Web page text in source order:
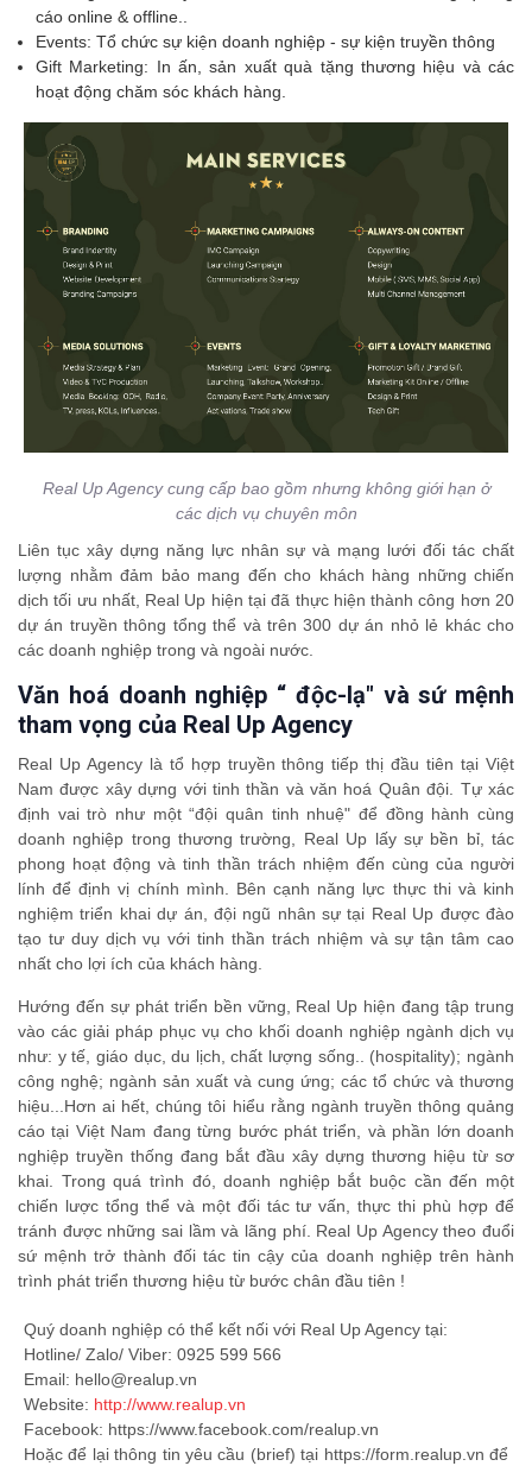
cáo online & offline..
Events: Tổ chức sự kiện doanh nghiệp - sự kiện truyền thông
Gift Marketing: In ấn, sản xuất quà tặng thương hiệu và các
hoạt động chăm sóc khách hàng.
Real Up Agency cung cấp bao gồm nhưng không giới hạn ở
các dịch vụ chuyên môn
Liên tục xây dựng năng lực nhân sự và mạng lưới đối tác chất
lượng nhằm đảm bảo mang đến cho khách hàng những chiến
dịch tối ưu nhất, Real Up hiện tại đã thực hiện thành công hơn 20
dự án truyền thông tổng thể và trên 300 dự án nhỏ lẻ khác cho
các doanh nghiệp trong và ngoài nước.
Văn hoá doanh nghiệp “ độc-lạ" và sứ mệnh
tham vọng của Real Up Agency
Real Up Agency là tổ hợp truyền thông tiếp thị đầu tiên tại Việt
Nam được xây dựng với tinh thần và văn hoá Quân đội. Tự xác
định vai trò như một “đội quân tinh nhuệ" để đồng hành cùng
doanh nghiệp trong thương trường, Real Up lấy sự bền bỉ, tác
phong hoạt động và tinh thần trách nhiệm đến cùng của người
lính để định vị chính mình. Bên cạnh năng lực thực thi và kinh
nghiệm triển khai dự án, đội ngũ nhân sự tại Real Up được đào
tạo tư duy dịch vụ với tinh thần trách nhiệm và sự tận tâm cao
nhất cho lợi ích của khách hàng.
Hướng đến sự phát triển bền vững, Real Up hiện đang tập trung
vào các giải pháp phục vụ cho khối doanh nghiệp ngành dịch vụ
như: y tế, giáo dục, du lịch, chất lượng sống.. (hospitality); ngành
công nghệ; ngành sản xuất và cung ứng; các tổ chức và thương
hiệu...Hơn ai hết, chúng tôi hiểu rằng ngành truyền thông quảng
cáo tại Việt Nam đang từng bước phát triển, và phần lớn doanh
nghiệp truyền thống đang bắt đầu xây dựng thương hiệu từ sơ
khai. Trong quá trình đó, doanh nghiệp bắt buộc cần đến một
chiến lược tổng thể và một đối tác tư vấn, thực thi phù hợp để
tránh được những sai lầm và lãng phí. Real Up Agency theo đuổi
sứ mệnh trở thành đối tác tin cậy của doanh nghiệp trên hành
trình phát triển thương hiệu từ bước chân đầu tiên !
Quý doanh nghiệp có thể kết nối với Real Up Agency tại:
Hotline/ Zalo/ Viber: 0925 599 566
Email: hello@realup.vn
Website: http://www.realup.vn
Facebook: https://www.facebook.com/realup.vn
Hoặc để lại thông tin yêu cầu (brief) tại https://form.realup.vn để